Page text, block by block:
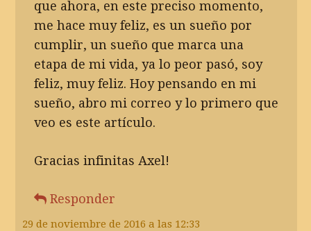
29 de noviembre de 2016 a las 12:33
que ahora, en este preciso momento,
me hace muy feliz, es un sueño por
cumplir, un sueño que marca una
etapa de mi vida, ya lo peor pasó, soy
feliz, muy feliz. Hoy pensando en mi
sueño, abro mi correo y lo primero que
veo es este artículo.
Gracias infinitas Axel!
Responder